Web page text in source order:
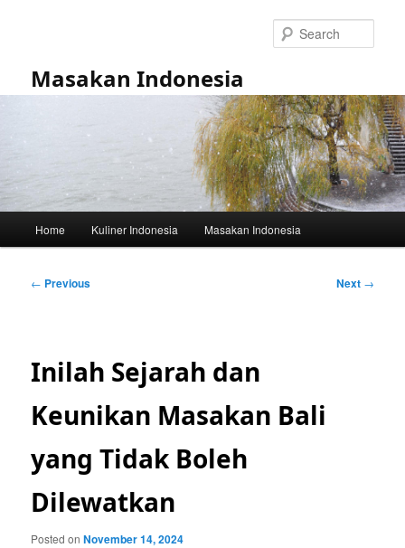
Masakan Indonesia
Home Kuliner Indonesia Masakan Indonesia
Post
← Previous Next →
Inilah Sejarah dan
Keunikan Masakan Bali
yang Tidak Boleh
Dilewatkan
Posted onNovember 14, 2024